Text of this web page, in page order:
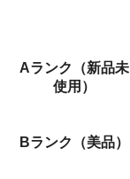
Aランク（新品未
使用）
Bランク（美品）